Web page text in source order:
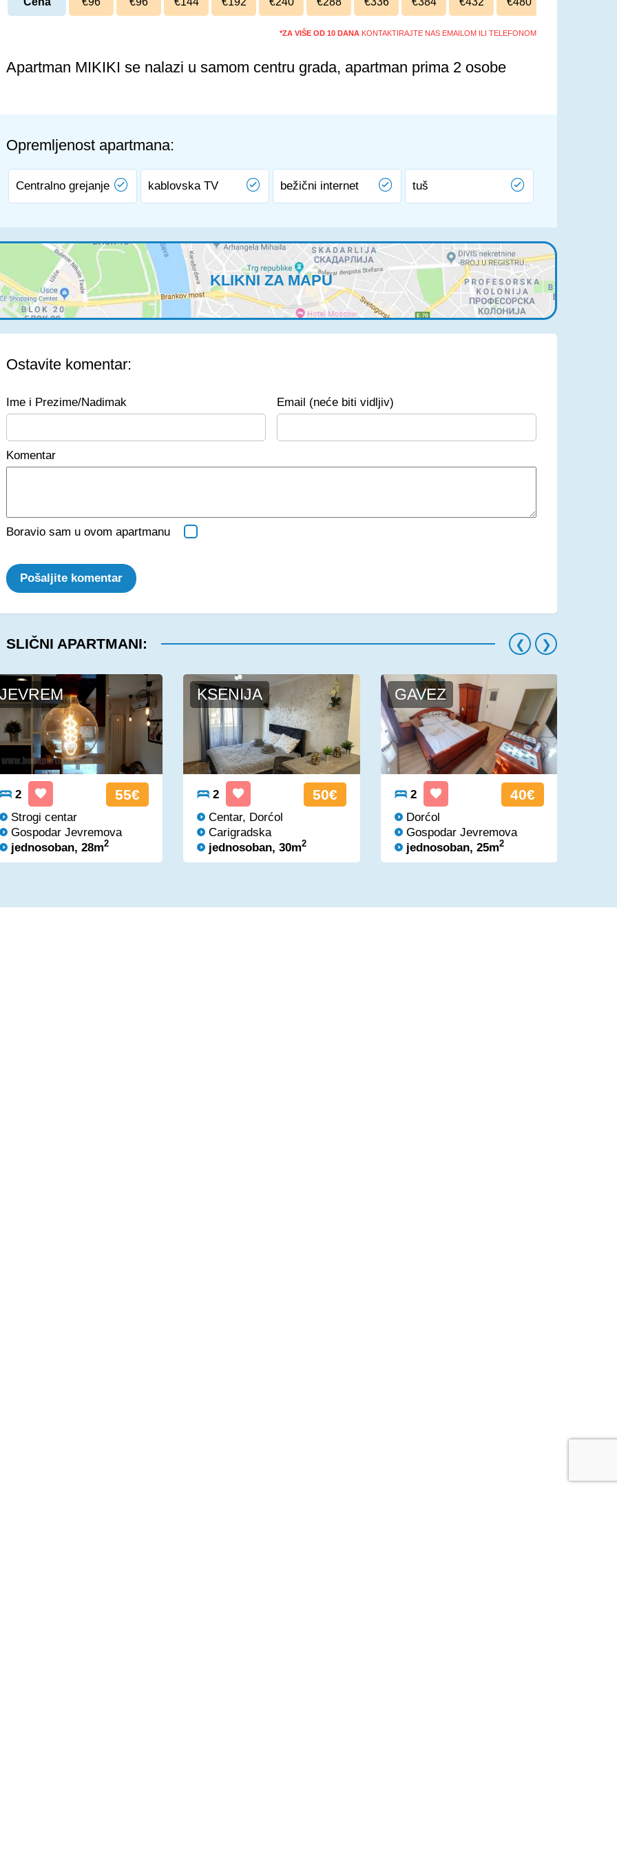
*ZA VIŠE OD 10 DANA KONTAKTIRAJTE NAS EMAILOM ILI TELEFONOM
Apartman MIKIKI se nalazi u samom centru grada, apartman prima 2 osobe
Opremljenost apartmana:
Centralno grejanje kablovska TV bežični internet tuš
KLIKNI ZA MAPU
Ostavite komentar:
Ime i Prezime/Nadimak Email (neće biti vidljiv)
Komentar
Boravio sam u ovom apartmanu
Pošaljite komentar
SLIČNI APARTMANI:
JEVREM
2 55€
Strogi centar
Gospodar Jevremova
jednosoban, 28m2
KSENIJA
2 50€
Centar, Dorćol
Carigradska
jednosoban, 30m2
GAVEZ
2 40€
Dorćol
Gospodar Jevremova
jednosoban, 25m2